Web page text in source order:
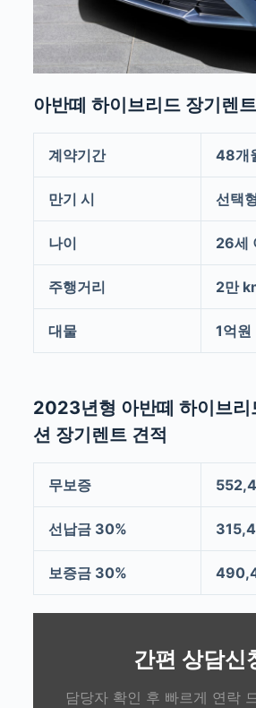
아반떼 하이브리드 장기렌
계약기간 48개
만기 시 선택
나이 26세
주행거리 2만
대물 1억원
2023년형 아반떼 하이브리
션 장기렌트 견적
무보증
선납금 30%
보증금 30%
간편 상담신
담당자 확인 후 빠르게 연락